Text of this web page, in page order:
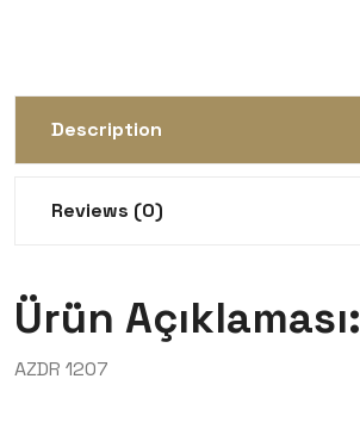
Description
Reviews (0)
Ürün Açıklaması:
AZDR 1207